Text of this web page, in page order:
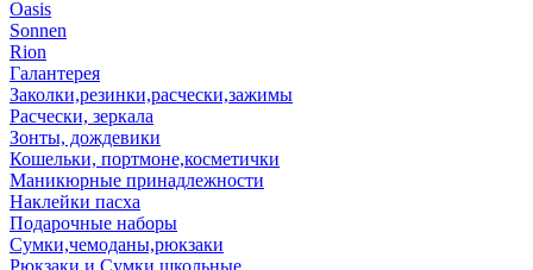
Oasis
Sonnen
Rion
Галантерея
Заколки,резинки,расчески,зажимы
Расчески, зеркала
Зонты, дождевики
Кошельки, портмоне,косметички
Маникюрные принадлежности
Наклейки пасха
Подарочные наборы
Сумки,чемоданы,рюкзаки
Рюкзаки и Сумки школьные